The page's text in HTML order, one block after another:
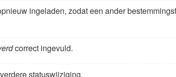
ingeladen, zodat een ander
correct ingevuld.
statuswijziging.